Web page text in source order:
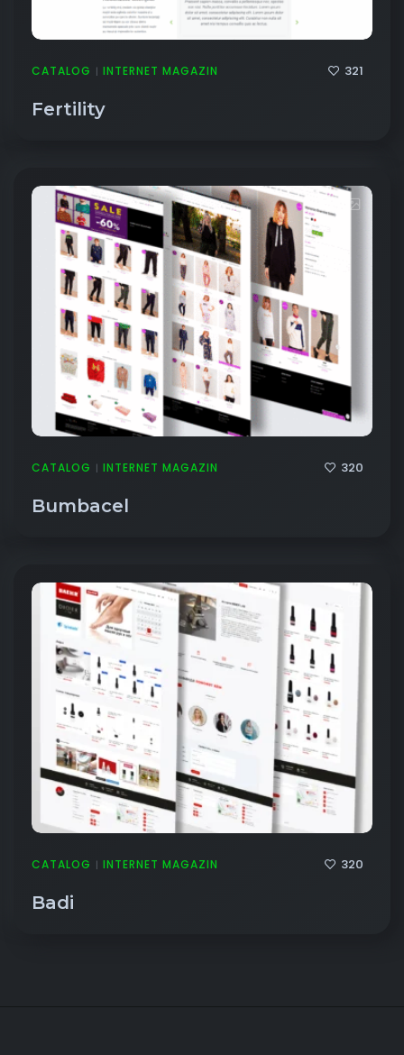
CATALOG | INTERNET MAGAZIN 321
Fertility
CATALOG | INTERNET MAGAZIN 320
Bumbacel
CATALOG | INTERNET MAGAZIN 320
Badi